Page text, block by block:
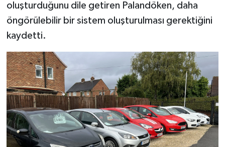
oluşturduğunu dile getiren Palandöken, daha
öngörülebilir bir sistem oluşturulması gerektiğini
kaydetti.